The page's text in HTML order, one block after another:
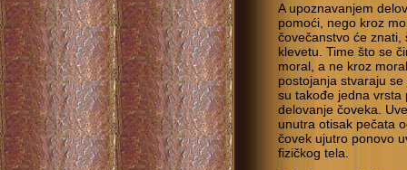
A upoznavanjem
pomoći, nego kroz
čovečanstvo će znati,
klevetu. Time što se
moral, a ne kroz
postojanja stvaraju
su takođe jedna vrsta
delovanje čoveka.
unutra otisak pečata
čovek ujutro ponovo
fizičkog tela.